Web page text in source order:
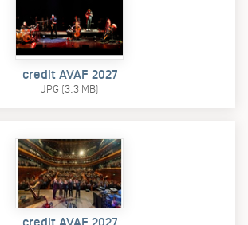
credit AVAF 2027
JPG (3.3 MB)